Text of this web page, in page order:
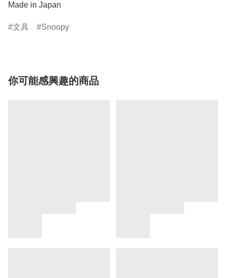
Made in Japan
文具 Snoopy
你可能感興趣的商品